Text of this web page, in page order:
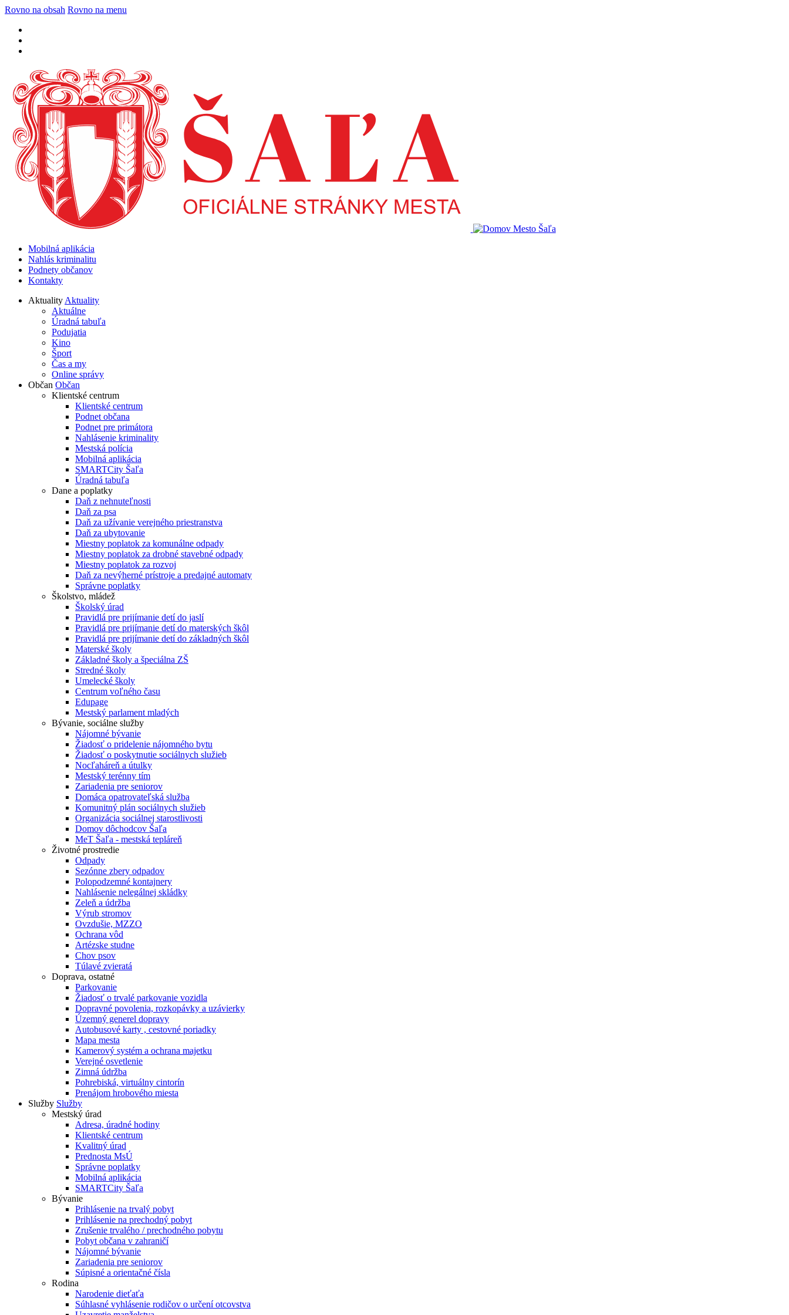
Rovno na obsah Rovno na menu
Mobilná aplikácia
Nahlás kriminalitu
Podnety občanov
Kontakty
AktualityAktuality
Aktuálne
Úradná tabuľa
Podujatia
Kino
Šport
Čas a my
Online správy
Občan Občan
Klientské centrum
Klientské centrum
Podnet občana
Podnet pre primátora
Nahlásenie kriminality
Mestská polícia
Mobilná aplikácia
SMARTCity Šaľa
Úradná tabuľa
Dane a poplatky
Daň z nehnuteľnosti
Daň za psa
Daň za užívanie verejného priestranstva
Daň za ubytovanie
Miestny poplatok za komunálne odpady
Miestny poplatok za drobné stavebné odpady
Miestny poplatok za rozvoj
Daň za nevýherné prístroje a predajné automaty
Správne poplatky
Školstvo, mládež
Školský úrad
Pravidlá pre prijímanie detí do jaslí
Pravidlá pre prijímanie detí do materských škôl
Pravidlá pre prijímanie detí do základných škôl
Materské školy
Základné školy a špeciálna ZŠ
Stredné školy
Umelecké školy
Centrum voľného času
Edupage
Mestský parlament mladých
Bývanie, sociálne služby
Nájomné bývanie
Žiadosť o pridelenie nájomného bytu
Žiadosť o poskytnutie sociálnych služieb
Nocľaháreň a útulky
Mestský terénny tím
Zariadenia pre seniorov
Domáca opatrovateľská služba
Komunitný plán sociálnych služieb
Organizácia sociálnej starostlivosti
Domov dôchodcov Šaľa
MeT Šaľa - mestská tepláreň
Životné prostredie
Odpady
Sezónne zbery odpadov
Polopodzemné kontajnery
Nahlásenie nelegálnej skládky
Zeleň a údržba
Výrub stromov
Ovzdušie, MZZO
Ochrana vôd
Artézske studne
Chov psov
Túlavé zvieratá
Doprava, ostatné
Parkovanie
Žiadosť o trvalé parkovanie vozidla
Dopravné povolenia, rozkopávky a uzávierky
Územný generel dopravy
Autobusové karty , cestovné poriadky
Mapa mesta
Kamerový systém a ochrana majetku
Verejné osvetlenie
Zimná údržba
Pohrebiská, virtuálny cintorín
Prenájom hrobového miesta
Služby Služby
Mestský úrad
Adresa, úradné hodiny
Klientské centrum
Kvalitný úrad
Prednosta MsÚ
Správne poplatky
Mobilná aplikácia
SMARTCity Šaľa
Bývanie
Prihlásenie na trvalý pobyt
Prihlásenie na prechodný pobyt
Zrušenie trvalého / prechodného pobytu
Pobyt občana v zahraničí
Nájomné bývanie
Zariadenia pre seniorov
Súpisné a orientačné čísla
Rodina
Narodenie dieťaťa
Súhlasné vyhlásenie rodičov o určení otcovstva